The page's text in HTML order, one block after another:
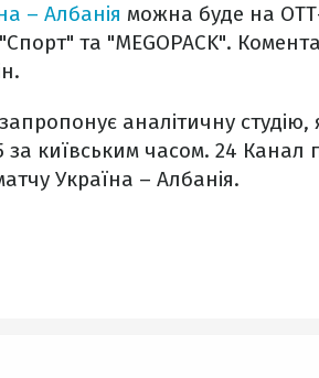
– Албанія можна буде на
та "MEGOPACK".
аналітичну студію,
за київським часом. 24
Україна – Албанія.